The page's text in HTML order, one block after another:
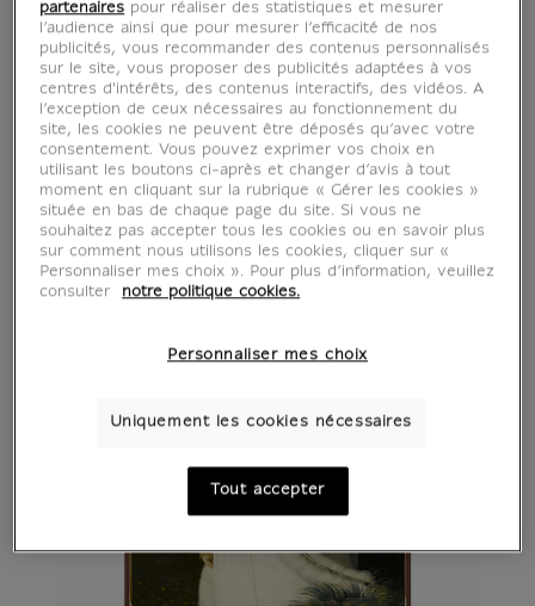
partenaires pour réaliser des statistiques et mesurer
l’audience ainsi que pour mesurer l’efficacité de nos
publicités, vous recommander des contenus personnalisés
sur le site, vous proposer des publicités adaptées à vos
centres d'intérêts, des contenus interactifs, des vidéos. A
l’exception de ceux nécessaires au fonctionnement du
site, les cookies ne peuvent être déposés qu’avec votre
consentement. Vous pouvez exprimer vos choix en
utilisant les boutons ci-après et changer d’avis à tout
moment en cliquant sur la rubrique « Gérer les cookies »
située en bas de chaque page du site. Si vous ne
souhaitez pas accepter tous les cookies ou en savoir plus
sur comment nous utilisons les cookies, cliquer sur «
Personnaliser mes choix ». Pour plus d’information, veuillez
consulter
notre politique cookies.
Personnaliser mes choix
Uniquement les cookies nécessaires
Tout accepter